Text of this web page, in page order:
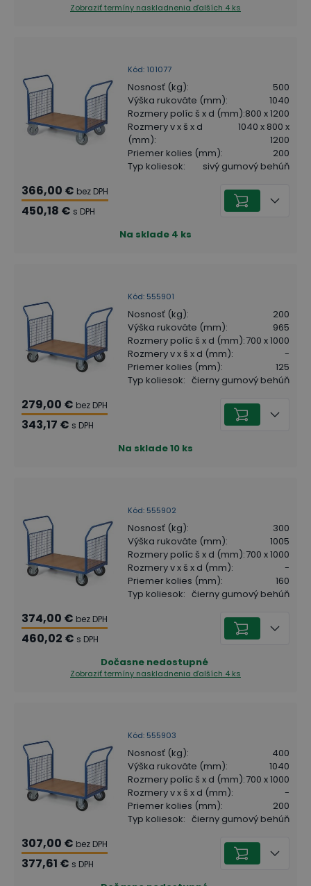
Zobraziť termíny naskladnenia ďalších 4 ks
Kód: 101077
Nosnosť (kg):
500
Výška rukoväte (mm):
1040
Rozmery políc š x d (mm):800 x 1200
Rozmery v x š x d
(mm):
1040 x 800 x
1200
Priemer kolies (mm):
200
Typ koliesok: sivý gumový behúň
366,00 € bez DPH
450,18 € s DPH
Na sklade 4 ks
Kód: 555901
Nosnosť (kg):
200
Výška rukoväte (mm):
965
Rozmery políc š x d (mm):700 x 1000
Rozmery v x š x d (mm):
-
Priemer kolies (mm):
125
Typ koliesok: čierny gumový behúň
279,00 € bez DPH
343,17 € s DPH
Na sklade10 ks
Kód: 555902
Nosnosť (kg):
300
Výška rukoväte (mm):
1005
Rozmery políc š x d (mm):700 x 1000
Rozmery v x š x d (mm):
-
Priemer kolies (mm):
160
Typ koliesok: čierny gumový behúň
374,00 € bez DPH
460,02 € s DPH
Dočasne nedostupné
Zobraziť termíny naskladnenia ďalších 4 ks
Kód: 555903
Nosnosť (kg):
400
Výška rukoväte (mm):
1040
Rozmery políc š x d (mm):700 x 1000
Rozmery v x š x d (mm):
-
Priemer kolies (mm):
200
Typ koliesok: čierny gumový behúň
307,00 € bez DPH
377,61 € s DPH